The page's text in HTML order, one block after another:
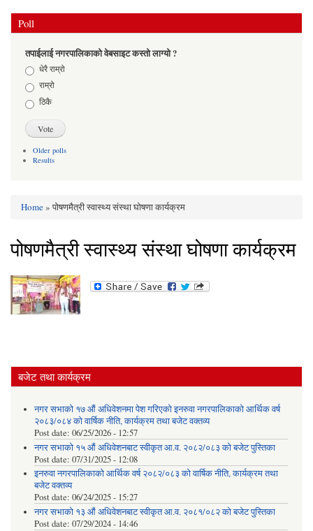
Poll
तपाईलाई नगरपालिकाको वेबसाइट कस्तो लाग्यो ?
Choicesधेरै राम्रो
राम्रो
ठिकै
Older polls
Results
You are here
Home» पोषणमैत्री स्वास्थ्य संस्था घोषणा कार्यक्रम
पोषणमैत्री स्वास्थ्य संस्था घोषणा कार्यक्रम
बजेट तथा कार्यक्रम
नगर सभाको १७ औं अधिवेशनमा पेश गरिएको इनरुवा नगरपालिकाको आर्थिक वर्ष
२०८३/०८४ को वार्षिक नीति, कार्यक्रम तथा बजेट वक्तव्य
Post date: 06/25/2026 - 12:57
नगर सभाको १५ औं अधिवेशनबाट स्वीकृत आ.व. २०८२/०८३ को बजेट पुस्तिका
Post date: 07/31/2025 - 12:08
इनरुवा नगरपालिकाको आर्थिक वर्ष २०८२/०८३ को वार्षिक नीति, कार्यक्रम तथा
बजेट वक्तव्य
Post date: 06/24/2025 - 15:27
नगर सभाको १३ औं अधिवेशनबाट स्वीकृत आ.व. २०८१/०८२ को बजेट पुस्तिका
Post date: 07/29/2024 - 14:46